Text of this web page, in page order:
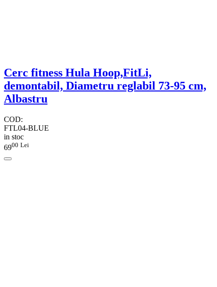
Cerc fitness Hula Hoop,FitLi,
demontabil, Diametru reglabil 73-95 cm,
Albastru
COD:
FTL04-BLUE
in stoc
6900 Lei